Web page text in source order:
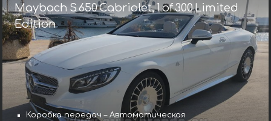
Maybach S 650 Cabriolet, 1 of 300 Limited
Edition
Коробка передач – Автоматическая